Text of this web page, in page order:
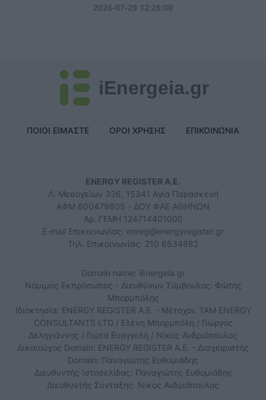
2026-07-29 12:25:00
iEnergeia.gr
ΠΟΙΟΙ ΕΙΜΑΣΤΕ ΟΡΟΙ ΧΡΗΣΗΣ ΕΠΙΚΟΙΝΩΝΙΑ
ENERGY REGISTER Α.Ε.
Λ. Μεσογείων 336, 15341 Αγία Παρασκευή
ΑΦΜ 800479805 - ΔΟΥ ΦΑΕ ΑΘΗΝΩΝ
Αρ. ΓΕΜΗ 124714401000
E-mail Επικοινωνίας: enreg@energyregister.gr
Τηλ. Επικοινωνίας: 210 6534882
Domain name: iEnergeia.gr
Νόμιμος Εκπρόσωπος - Διευθύνων Σύμβουλος: Φώτης
Μπορμπόλης
Ιδιοκτησία: ENERGY REGISTER Α.Ε. - Μέτοχοι: TAM ENERGY
CONSULTANTS LTD / Ελένη Μπορμπόλη / Γιώργος
Δεληγιάννης / Γιώτα Ευαγγελή / Νίκος Ανδριόπουλος
Δικαιούχος Domain: ENERGY REGISTER Α.Ε. - Διαχειριστής
Domain: Παναγιώτης Ευθυμιάδης
Διευθυντής Ιστοσελίδας: Παναγιώτης Ευθυμιάδης
Διευθυντής Σύνταξης: Νίκος Ανδριόπουλος